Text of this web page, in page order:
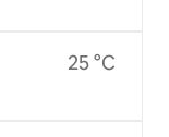
25 °C